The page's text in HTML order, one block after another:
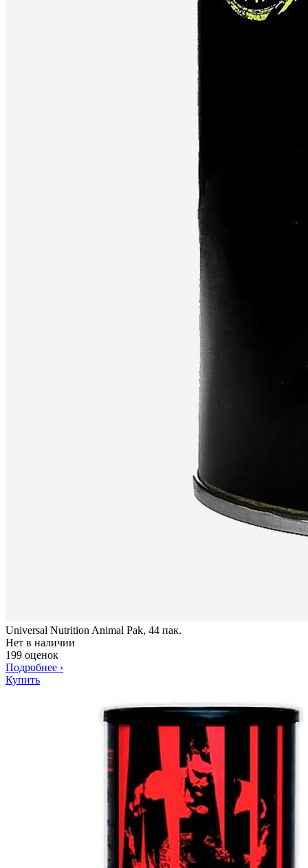
Universal Nutrition Animal Pak, 44 пак.
Нет в наличии
199 оценок
Подробнее ›
Купить